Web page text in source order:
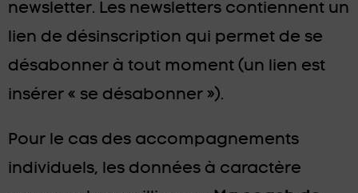
newsletter. Les newsletters contiennent un
lien de désinscription qui permet de se
désabonner à tout moment (un lien est
insérer « se désabonner »).
Pour le cas des accompagnements
individuels, les données à caractère